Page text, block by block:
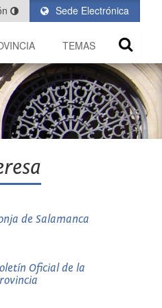
Sede Electrónica
TEMAS
de Salamanca
Oficial de la